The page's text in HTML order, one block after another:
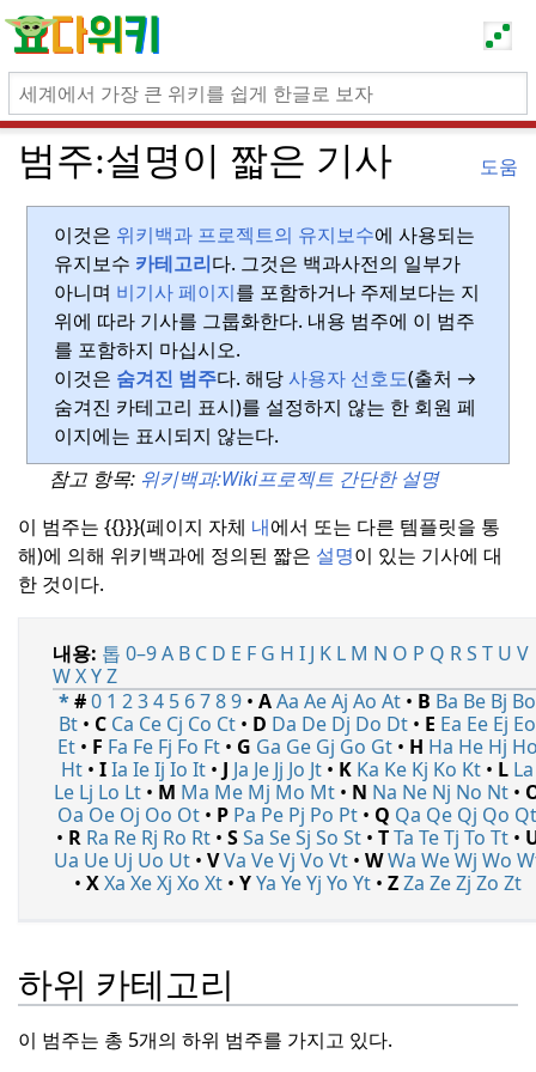
도움
범주:설명이 짧은 기사
이것은 위키백과 프로젝트의 유지보수에 사용되는
유지보수 카테고리다. 그것은 백과사전의 일부가
아니며 비기사 페이지를 포함하거나 주제보다는 지
위에 따라 기사를 그룹화한다. 내용 범주에 이 범주
를 포함하지 마십시오.
이것은 숨겨진 범주다. 해당사용자 선호도(출처 →
숨겨진 카테고리 표시)를 설정하지 않는 한 회원 페
이지에는 표시되지 않는다.
참고 항목: 위키백과:Wiki프로젝트 간단한 설명
이 범주는 {{}}}(페이지 자체 내에서 또는 다른 템플릿을 통
해)에 의해 위키백과에 정의된 짧은 설명이 있는 기사에 대
한 것이다.
내용: 톱 0–9A B C D E F G H I J K L M N O P Q RS T U V
WXYZ
*#0 1 234 5 6789 •AAa AeAj Ao At • B Ba Be Bj Bo
Bt • C Ca Ce Cj Co Ct • D Da De Dj Do Dt • E Ea Ee Ej Eo
Et• F Fa Fe Fj Fo Ft• G Ga Ge Gj Go Gt• H Ha He Hj
Ht •IIa IeIj Io It • J Ja Je Jj Jo Jt • K Ka Ke Kj Ko Kt • L La
Le Lj Lo Lt • M Ma Me Mj Mo Mt • N Na Ne Nj No Nt •
Oa Oe Oj Oo Ot • P Pa Pe Pj Po Pt • Q Qa Qe Qj Qo
• R Ra Re Rj Ro Rt• SSa SeSj So St• TTa TeTj To Tt•
Ua Ue Uj Uo Ut• VVa VeVj Vo Vt• WWa WeWj Wo
• XXa XeXj Xo Xt• YYa YeYj Yo Yt• ZZa ZeZj Zo Zt
하위 카테고리
이 범주는 총 5개의 하위 범주를 가지고 있다.